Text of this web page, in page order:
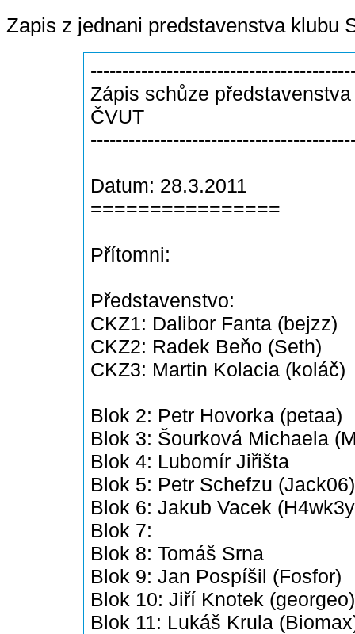
Zapis z jednani predstavenstva klubu
Zápis schůze
ČVUT
Datum: 28.3.2011
================
Přítomni:
Představenstvo:
CKZ1: Dalibor Fanta (bejzz)
CKZ2: Radek Beňo (Seth)
CKZ3: Martin Kolacia (koláč)
Blok 2: Petr Hovorka (petaa)
Blok 3: Šourková Michaela
Blok 4: Lubomír Jiřišta
Blok 5: Petr Schefzu (Jack06)
Blok 6: Jakub Vacek
Blok 7:
Blok 8: Tomáš Srna
Blok 9: Jan Pospíšil (Fosfor)
Blok 10: Jiří Knotek (georgeo)
Blok 11: Lukáš Krula